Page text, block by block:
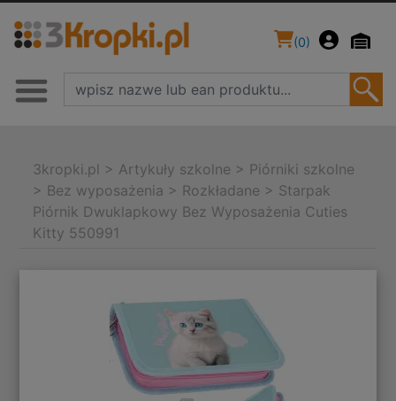
(0)
3kropki.pl > Artykuły szkolne > Piórniki szkolne
> Bez wyposażenia > Rozkładane > Starpak
Piórnik Dwuklapkowy Bez Wyposażenia Cuties
Kitty 550991